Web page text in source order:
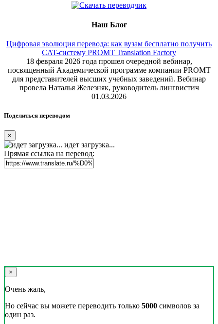
Наш Блог
Цифровая эволюция перевода: как вузам бесплатно получить
CAT-систему PROMT Translation Factory
18 февраля 2026 года прошел очередной вебинар,
посвященный Академической программе компании PROMT
для представителей высших учебных заведений. Вебинар
провела Наталья Железняк, руководитель лингвистич
01.03.2026
Поделиться переводом
×
идет загрузка...
Прямая ссылка на перевод:
×
Очень жаль,
Но сейчас вы можете переводить только 5000 символов за
один раз.